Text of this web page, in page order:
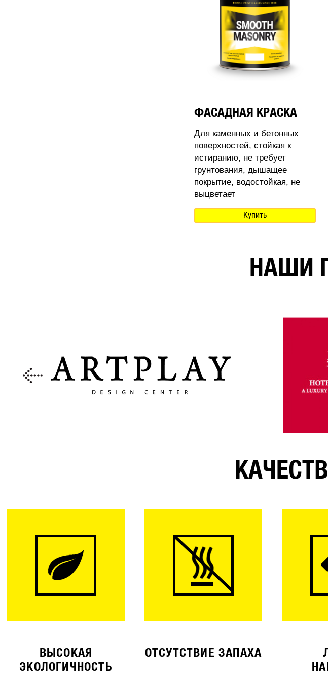
ФАСАДНАЯ КРАСКА
Для каменных и бетонных
поверхностей, стойкая к
истиранию, не требует
грунтования, дышащее
покрытие, водостойкая, не
выцветает
Купить
НАШИ
ВЫСОКАЯ
ЭКОЛОГИЧНОСТЬ
ОТСУТСТВИЕ ЗАПАХА